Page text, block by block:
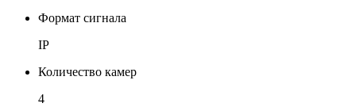
Формат сигнала
IP
Количество камер
4